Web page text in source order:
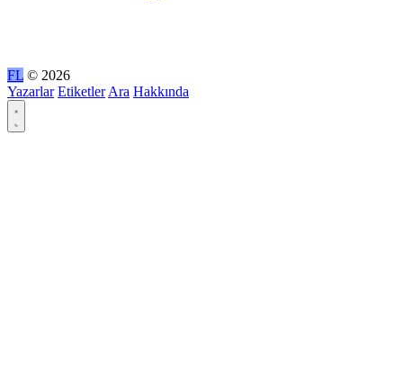
FL © 2026
Yazarlar EtiketlerAra Hakkında